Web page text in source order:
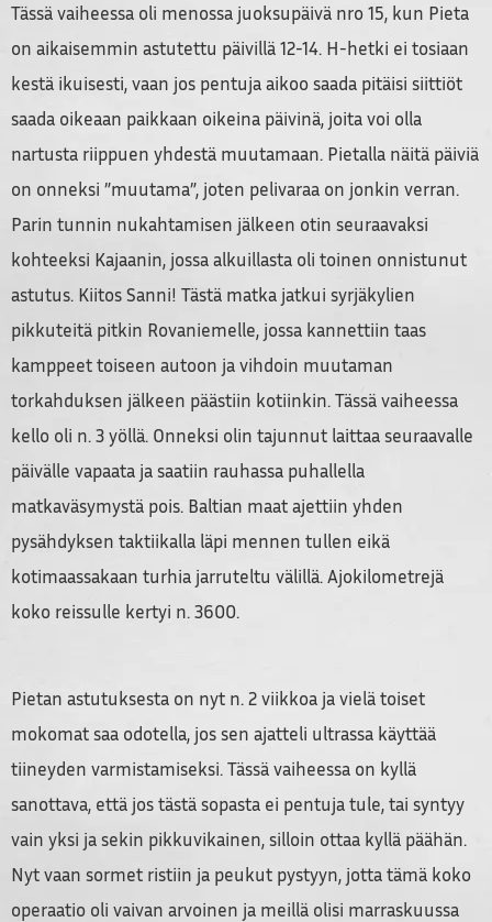
Tässä vaiheessa oli menossa juoksupäivä nro 15, kun Pieta
on aikaisemmin astutettu päivillä 12-14. H-hetki ei tosiaan
kestä ikuisesti, vaan jos pentuja aikoo saada pitäisi siittiöt
saada oikeaan paikkaan oikeina päivinä, joita voi olla
nartusta riippuen yhdestä muutamaan. Pietalla näitä päiviä
on onneksi ”muutama”, joten pelivaraa on jonkin verran.
Parin tunnin nukahtamisen jälkeen otin seuraavaksi
kohteeksi Kajaanin, jossa alkuillasta oli toinen onnistunut
astutus. Kiitos Sanni! Tästä matka jatkui syrjäkylien
pikkuteitä pitkin Rovaniemelle, jossa kannettiin taas
kamppeet toiseen autoon ja vihdoin muutaman
torkahduksen jälkeen päästiin kotiinkin. Tässä vaiheessa
kello oli n. 3 yöllä. Onneksi olin tajunnut laittaa seuraavalle
päivälle vapaata ja saatiin rauhassa puhallella
matkaväsymystä pois. Baltian maat ajettiin yhden
pysähdyksen taktiikalla läpi mennen tullen eikä
kotimaassakaan turhia jarruteltu välillä. Ajokilometrejä
koko reissulle kertyi n. 3600.
Pietan astutuksesta on nyt n. 2 viikkoa ja vielä toiset
mokomat saa odotella, jos sen ajatteli ultrassa käyttää
tiineyden varmistamiseksi. Tässä vaiheessa on kyllä
sanottava, että jos tästä sopasta ei pentuja tule, tai syntyy
vain yksi ja sekin pikkuvikainen, silloin ottaa kyllä päähän.
Nyt vaan sormet ristiin ja peukut pystyyn, jotta tämä koko
operaatio oli vaivan arvoinen ja meillä olisi marraskuussa